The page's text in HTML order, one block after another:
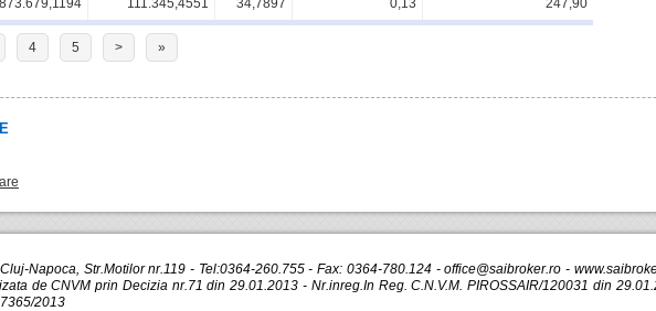
111.345,4551 34,7897 0,13 247,90
4 5 > »
Napoca, Str.Motilor nr.119 - Tel:0364-260.755 - Fax: 0364-780.124 -office@saibroker.ro -
de CNVM prin Decizia nr.71 din 29.01.2013 - Nr.inreg.In Reg. C.N.V.M. PIROSSAIR/120031 din
2013